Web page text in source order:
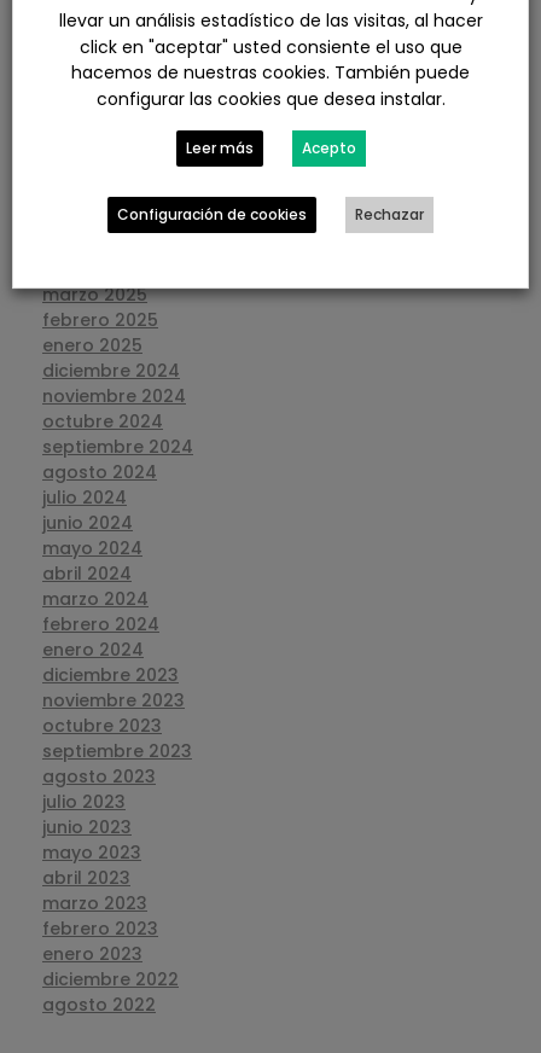
febrero 2026
enero 2026
diciembre 2025
noviembre 2025
octubre 2025
septiembre 2025
julio 2025
junio 2025
marzo 2025
febrero 2025
enero 2025
diciembre 2024
noviembre 2024
octubre 2024
septiembre 2024
agosto 2024
julio 2024
junio 2024
mayo 2024
abril 2024
marzo 2024
febrero 2024
enero 2024
diciembre 2023
noviembre 2023
octubre 2023
septiembre 2023
agosto 2023
julio 2023
junio 2023
mayo 2023
abril 2023
marzo 2023
febrero 2023
enero 2023
diciembre 2022
agosto 2022
llevar un análisis estadístico de las visitas, al hacer
click en "aceptar" usted consiente el uso que
hacemos de nuestras cookies. También puede
configurar las cookies que desea instalar.
Leer más Acepto
Configuración de cookies Rechazar